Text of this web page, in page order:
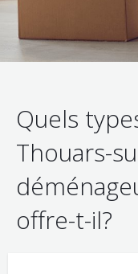
Quels
Thouars-
offre-t-il?